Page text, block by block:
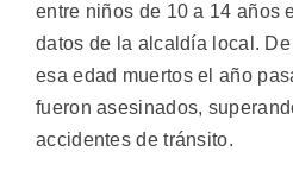
entre niños de 10 a 14 años
datos de la alcaldía local.
esa edad muertos el año
fueron asesinados,
accidentes de tránsito.